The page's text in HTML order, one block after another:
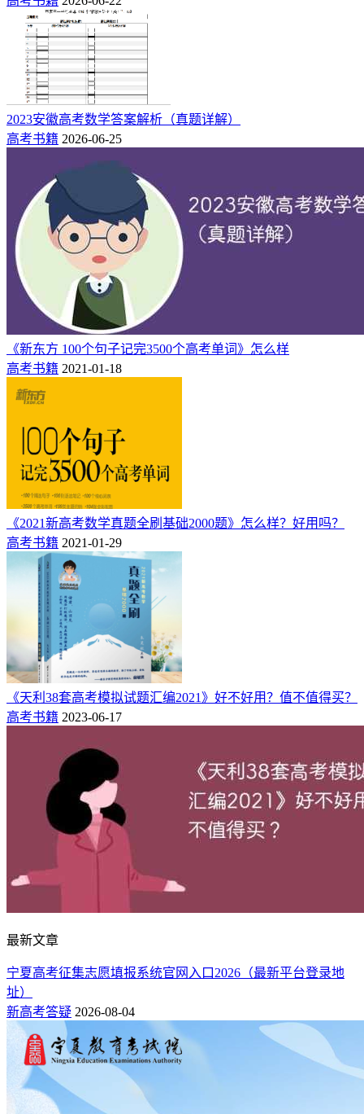
2023安徽高考数学答案解析（真题详解）
高考书籍 2026-06-25
《新东方 100个句子记完3500个高考单词》怎么样
高考书籍 2021-01-18
《2021新高考数学真题全刷基础2000题》怎么样？好用吗？
高考书籍 2021-01-29
《天利38套高考模拟试题汇编2021》好不好用？值不值得买？
高考书籍 2023-06-17
最新文章
宁夏高考征集志愿填报系统官网入口2026（最新平台登录地
址）
新高考答疑 2026-08-04